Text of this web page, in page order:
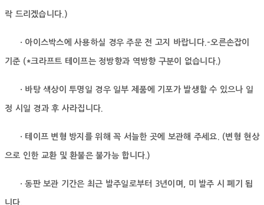
락 드리겠습니다.)
· 아이스박스에 사용하실 경우 주문 전 고지 바랍니다.-오른손잡이
기준 (*크라프트 테이프는 정방향과 역방향 구분이 없습니다.)
· 바탕 색상이 투명일 경우 일부 제품에 기포가 발생할 수 있으나 일
정 시일 경과 후 사라집니다.
· 테이프 변형 방지를 위해 꼭 서늘한 곳에 보관해 주세요. (변형 현상
으로 인한 교환 및 환불은 불가능 합니다.)
· 동판 보관 기간은 최근 발주일로부터 3년이며, 미 발주 시 폐기 됩
니다.